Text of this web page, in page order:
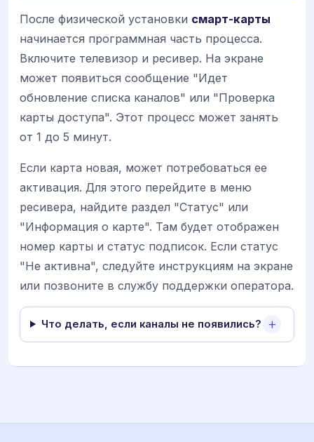
После физической установки смарт-карты
начинается программная часть процесса.
Включите телевизор и ресивер. На экране
может появиться сообщение "Идет
обновление списка каналов" или "Проверка
карты доступа". Этот процесс может занять
от 1 до 5 минут.
Если карта новая, может потребоваться ее
активация. Для этого перейдите в меню
ресивера, найдите раздел "Статус" или
"Информация о карте". Там будет отображен
номер карты и статус подписок. Если статус
"Не активна", следуйте инструкциям на экране
или позвоните в службу поддержки оператора.
Что делать, если каналы не появились?